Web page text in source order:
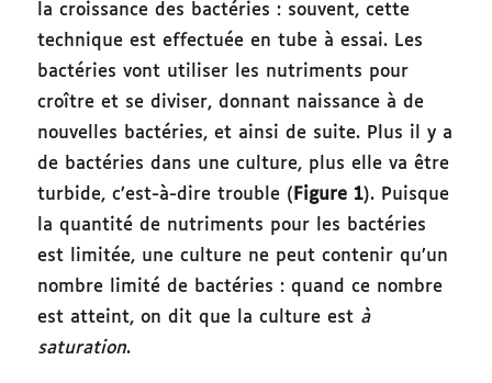
la croissance des bactéries : souvent, cette
technique est effectuée en tube à essai. Les
bactéries vont utiliser les nutriments pour
croître et se diviser, donnant naissance à de
nouvelles bactéries, et ainsi de suite. Plus il y a
de bactéries dans une culture, plus elle va être
turbide, c’est-à-dire trouble ( Figure 1). Puisque
la quantité de nutriments pour les bactéries
est limitée, une culture ne peut contenir qu’un
nombre limité de bactéries : quand ce nombre
est atteint, on dit que la culture est à
saturation.